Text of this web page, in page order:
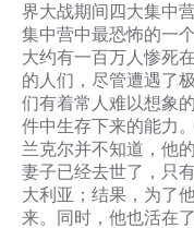
界大战期间四大集中
集中营中最恐怖的一
大约有一百万人惨死
的人们，尽管遭遇了
们有着常人难以想象
件中生存下来的能力
兰克尔并不知道，他
妻子已经去世了，只
大利亚；结果，为了
来。同时，他也活在